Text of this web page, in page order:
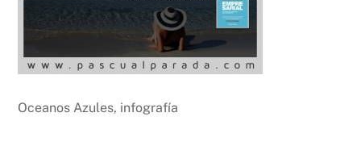
Oceanos Azules, infografía